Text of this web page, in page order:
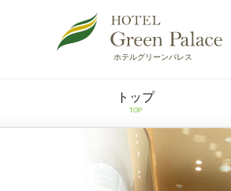
ホテルグリーンパレス
トップ
TOP